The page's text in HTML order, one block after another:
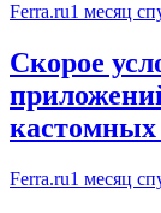
Ferra.ru1 месяц
Скорое
Ferra.ru1 месяц